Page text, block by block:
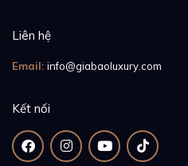
Liên hệ
Email: info@giabaoluxury.com
Kết nối